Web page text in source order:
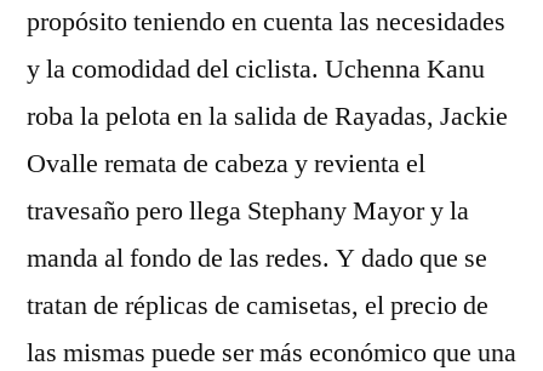
propósito teniendo en cuenta las necesidades
y la comodidad del ciclista. Uchenna Kanu
roba la pelota en la salida de Rayadas, Jackie
Ovalle remata de cabeza y revienta el
travesaño pero llega Stephany Mayor y la
manda al fondo de las redes. Y dado que se
tratan de réplicas de camisetas, el precio de
las mismas puede ser más económico que una